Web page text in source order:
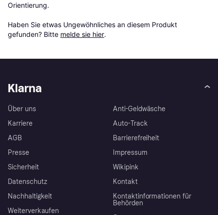
Orientierung.
Haben Sie etwas Ungewöhnliches an diesem Produkt
gefunden? Bitte melde sie hier.
Klarna
Über uns
Karriere
AGB
Presse
Sicherheit
Datenschutz
Nachhaltigkeit
Weiterverkaufen
Anti-Geldwäsche
Auto-Track
Barrierefreiheit
Impressum
Wikipink
Kontakt
Kontaktinformationen für
Behörden